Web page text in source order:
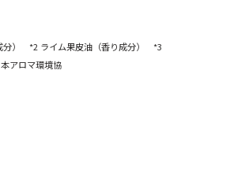
分） *2 ライム果皮油（香り成分） *3
アロマ環境協